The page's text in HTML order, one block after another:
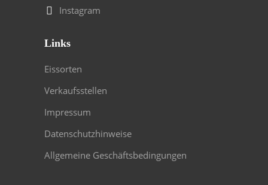
Instagram
Links
Eissorten
Verkaufsstellen
Impressum
Datenschutzhinweise
Allgemeine Geschäftsbedingungen